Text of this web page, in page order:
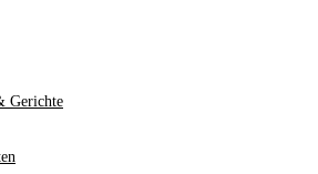
Gerichte